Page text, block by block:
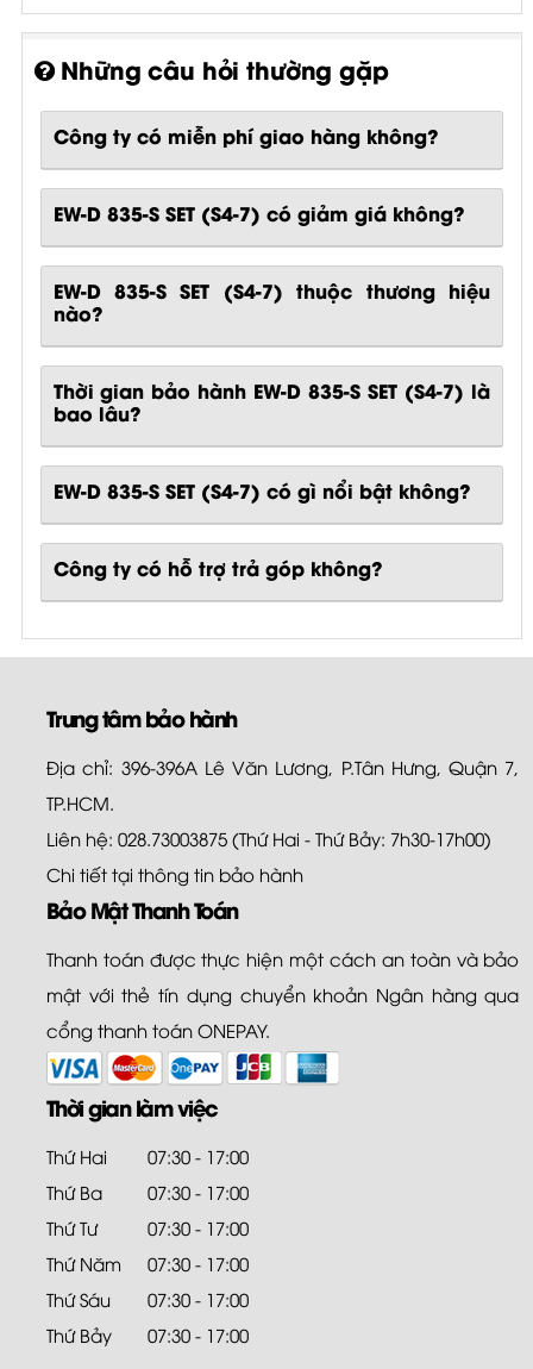
Công ty có miễn phí giao hàng không?
EW-D 835-S SET (S4-7) có giảm giá không?
EW-D 835-S SET (S4-7) thuộc thương hiệu
nào?
Thời gian bảo hành EW-D 835-S SET (S4-7) là
bao lâu?
EW-D 835-S SET (S4-7)có gì nổi bật không?
Công ty có hỗ trợ trả góp không?
TP.HCM.
Liên hệ: 028.73003875 (Thứ Hai - Thứ Bảy: 7h30-17h00)
Chi tiết tạithông tin bảo hành
Bảo Mật Thanh Toán
mật với thẻ tín dụng chuyển khoản Ngân hàng qua
cổng thanh toán ONEPAY.
Thời gian làm việc
Thứ Ba
07:30 - 17:00
Thứ Tư
07:30 - 17:00
Thứ Năm
07:30 - 17:00
Thứ Sáu
07:30 - 17:00
Thứ Bảy
07:30 - 17:00